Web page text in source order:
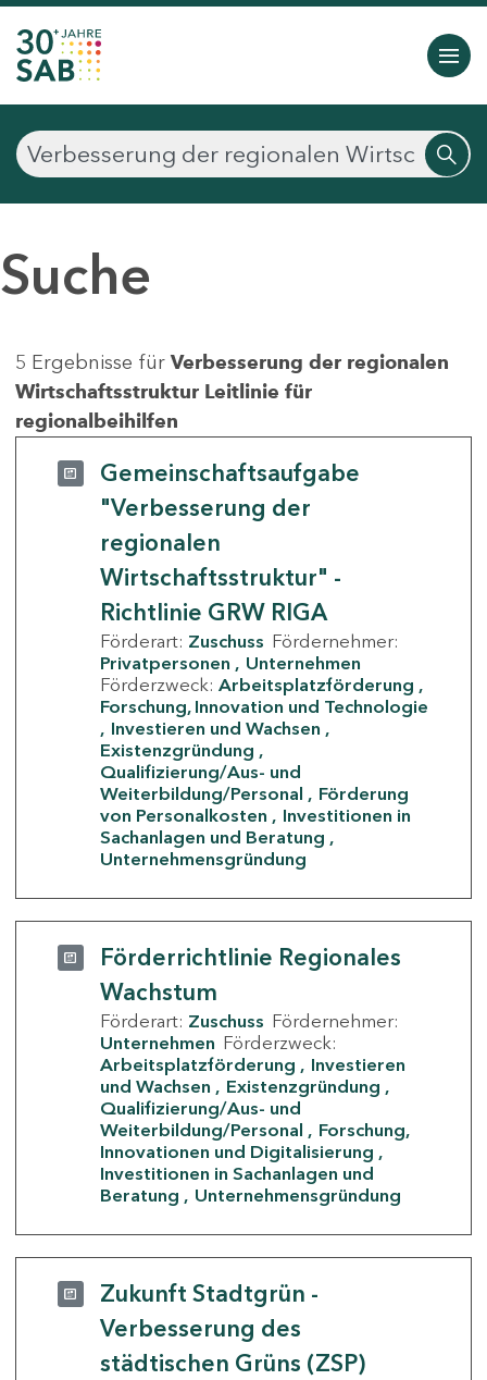
Suche
5 Ergebnisse für Verbesserung der regionalen
Wirtschaftsstruktur Leitlinie für
regionalbeihilfen
Gemeinschaftsaufgabe
"Verbesserung der
regionalen
Wirtschaftsstruktur" -
Richtlinie GRW RIGA
Förderart: Zuschuss Fördernehmer:
Privatpersonen
Unternehmen
Förderzweck: Arbeitsplatzförderung
Forschung, Innovation und Technologie
Investieren und Wachsen
Existenzgründung
Qualifizierung/Aus- und
Weiterbildung/Personal
Förderung
von Personalkosten
Investitionen in
Sachanlagen und Beratung
Unternehmensgründung
Förderrichtlinie Regionales
Wachstum
Förderart: Zuschuss Fördernehmer:
Unternehmen Förderzweck:
Arbeitsplatzförderung
Investieren
und Wachsen
Existenzgründung
Qualifizierung/Aus- und
Weiterbildung/Personal
Forschung,
Innovationen und Digitalisierung
Investitionen in Sachanlagen und
Beratung
Unternehmensgründung
Zukunft Stadtgrün -
Verbesserung des
städtischen Grüns (ZSP)